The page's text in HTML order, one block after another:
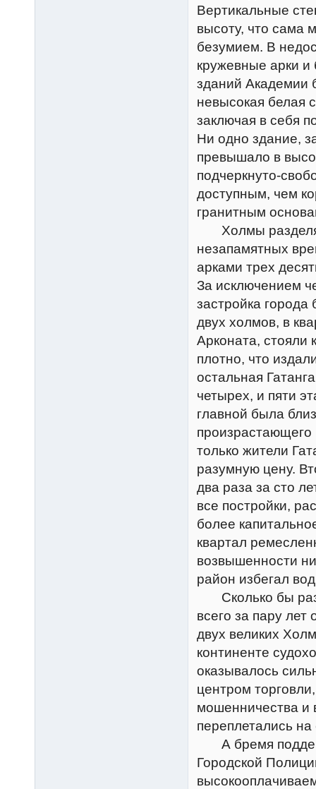
Вертикальные
высоту, что сама
безумием. В
кружевные арки и
зданий Академии
невысокая белая
заключая в себя
Ни одно здание,
превышало в
подчеркнуто-
доступным, чем
гранитным
Холмы
незапамятных
арками трех
За исключением
застройка
двух холмов, в
Арконата, стояли
плотно, что
остальная
четырех, и пяти
главной была
произрастающего
только жители
разумную цену.
два раза за сто
все постройки,
более
квартал
возвышенности
район избегал
Сколько бы раз
всего за пару
двух великих
континенте
оказывалось
центром
мошенничества и
переплетались на
А бремя
Городской